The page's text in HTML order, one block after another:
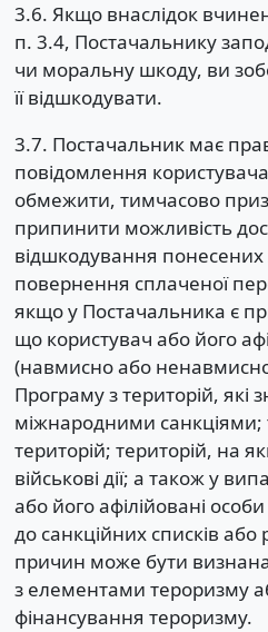
3.6. Якщо внаслідок
п. 3.4, Постачальнику
чи моральну шкоду, ви
її відшкодувати.
3.7. Постачальник має
повідомлення
обмежити, тимчасово
припинити можливість
відшкодування понесених
повернення сплаченої
якщо у Постачальника є
що користувач або його
(навмисно або
Програму з територій, які
міжнародними
територій; територій, на
військові дії; а також у
або його афілійовані
до санкційних списків
причин може бути визнана
з елементами тероризму
фінансування тероризму.